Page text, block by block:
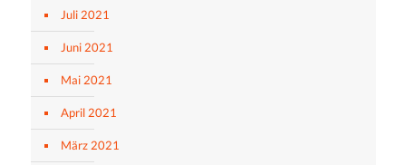
Juli 2021
Juni 2021
Mai 2021
April 2021
März 2021